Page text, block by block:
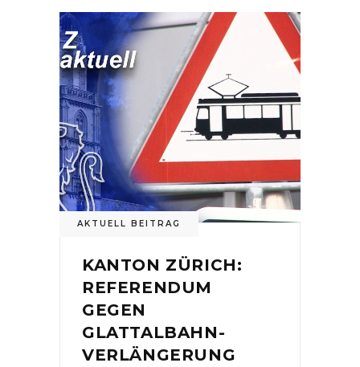
AKTUELL BEITRAG
KANTON ZÜRICH:
REFERENDUM
GEGEN
GLATTALBAHN-
VERLÄNGERUNG